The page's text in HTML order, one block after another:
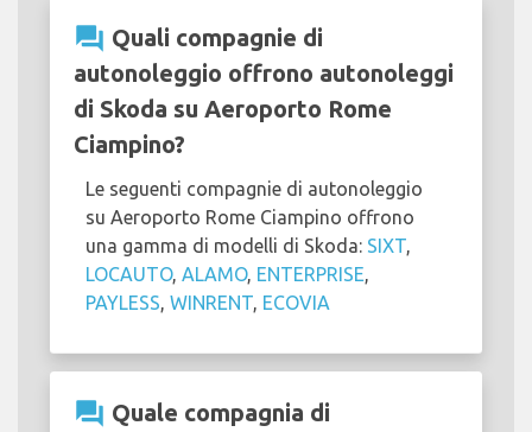
question_answer Quali compagnie di
autonoleggio offrono autonoleggi
di Skoda su Aeroporto Rome
Ciampino?
Le seguenti compagnie di autonoleggio
su Aeroporto Rome Ciampino offrono
una gamma di modelli di Skoda: SIXT
LOCAUTO, ALAMO, ENTERPRISE
PAYLESS WINRENT ECOVIA
question_answer Quale compagnia di